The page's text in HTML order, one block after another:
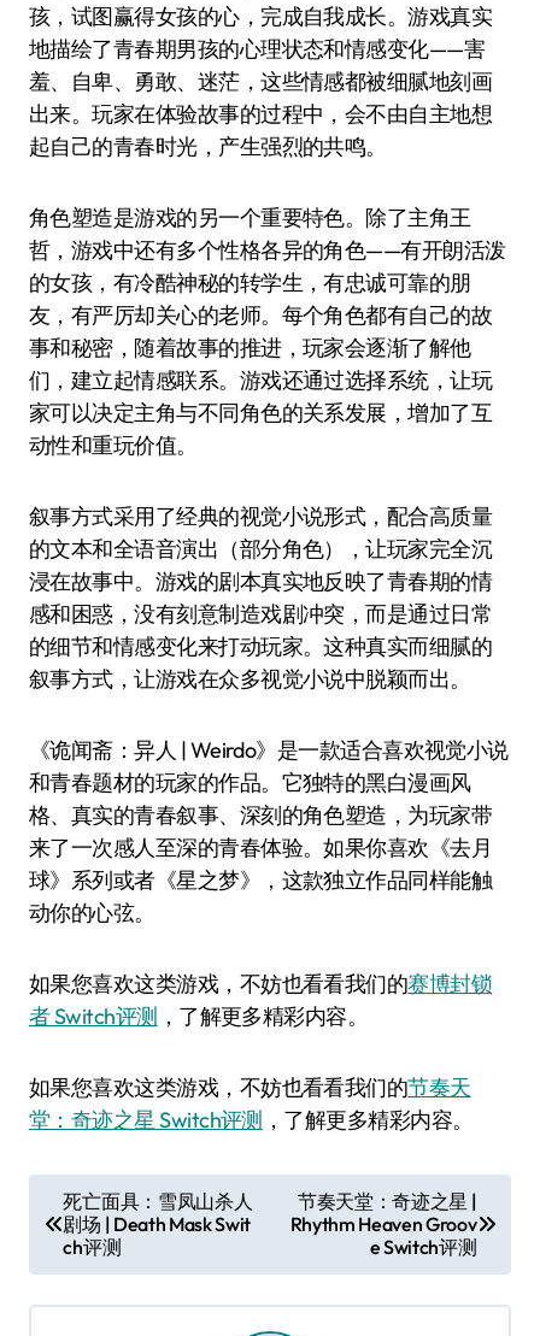
孩，试图赢得女孩的心，完成自我成长。游戏真实
地描绘了青春期男孩的心理状态和情感变化——害
羞、自卑、勇敢、迷茫，这些情感都被细腻地刻画
出来。玩家在体验故事的过程中，会不由自主地想
起自己的青春时光，产生强烈的共鸣。
角色塑造是游戏的另一个重要特色。除了主角王
哲，游戏中还有多个性格各异的角色——有开朗活泼
的女孩，有冷酷神秘的转学生，有忠诚可靠的朋
友，有严厉却关心的老师。每个角色都有自己的故
事和秘密，随着故事的推进，玩家会逐渐了解他
们，建立起情感联系。游戏还通过选择系统，让玩
家可以决定主角与不同角色的关系发展，增加了互
动性和重玩价值。
叙事方式采用了经典的视觉小说形式，配合高质量
的文本和全语音演出（部分角色），让玩家完全沉
浸在故事中。游戏的剧本真实地反映了青春期的情
感和困惑，没有刻意制造戏剧冲突，而是通过日常
的细节和情感变化来打动玩家。这种真实而细腻的
叙事方式，让游戏在众多视觉小说中脱颖而出。
《诡闻斋：异人 | Weirdo》是一款适合喜欢视觉小说
和青春题材的玩家的作品。它独特的黑白漫画风
格、真实的青春叙事、深刻的角色塑造，为玩家带
来了一次感人至深的青春体验。如果你喜欢《去月
球》系列或者《星之梦》，这款独立作品同样能触
动你的心弦。
如果您喜欢这类游戏，不妨也看看我们的赛博封锁
者 Switch评测 ，了解更多精彩内容。
如果您喜欢这类游戏，不妨也看看我们的节奏天
堂：奇迹之星 Switch评测 ，了解更多精彩内容。
章
导
航
死亡面具：雪凤山杀人
剧场 | Death Mask Swit
ch评测
节奏天堂：奇迹之星 |
Rhythm Heaven Groov
e Switch评测